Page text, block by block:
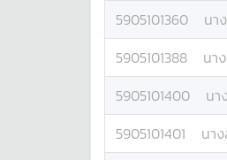
5905101360
นา
5905101388
นา
5905101400
นา
5905101401
นา